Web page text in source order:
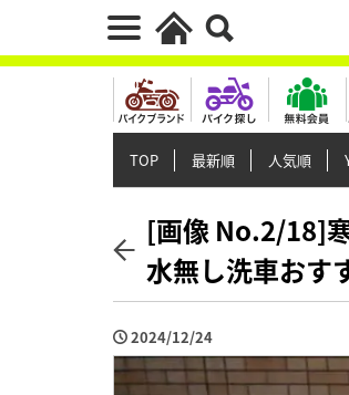
TOP 最新順 人気順
[画像 No.2/18]
水無し洗車おす
2024/12/24